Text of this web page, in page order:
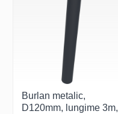
Burlan metalic,
D120mm, lungime 3m,